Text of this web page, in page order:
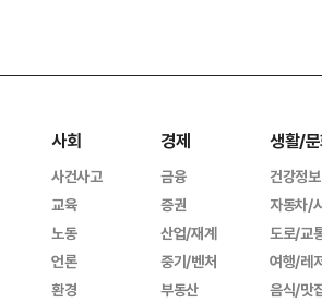
사회
사건사고
교육
노동
언론
환경
경제
금융
증권
산업/재계
중기/벤처
부동산
생활/
건강정보
자동차/
도로/교
여행/레
음식/맛